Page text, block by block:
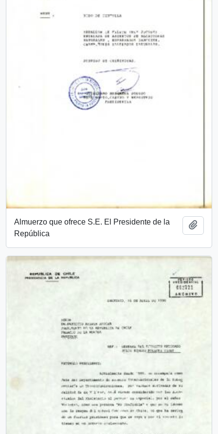
Almuerzo que ofrece S.E. El Presidente de la
República